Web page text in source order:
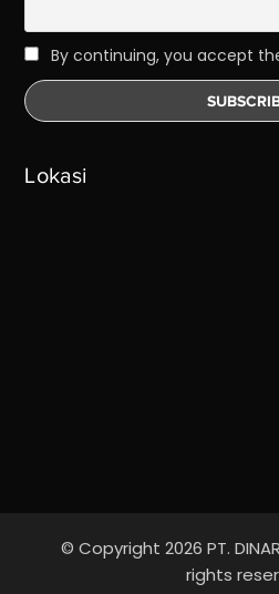
By continuing, you accept
Lokasi
© Copyright 2026 PT.
rights
Ada yang bisa